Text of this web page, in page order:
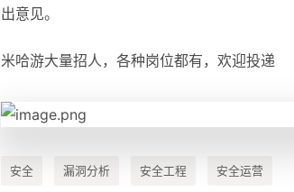
出意见。
米哈游大量招人，各种岗位都有，欢迎投递
安全 漏洞分析 安全工程 安全运营